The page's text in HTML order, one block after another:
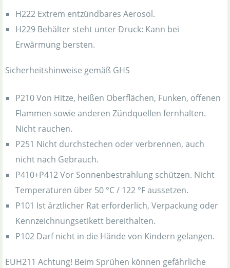
H222 Extrem entzündbares Aerosol.
H229 Behälter steht unter Druck: Kann bei
Erwärmung bersten.
Sicherheitshinweise gemäß GHS
P210 Von Hitze, heißen Oberflächen, Funken, offenen
Flammen sowie anderen Zündquellen fernhalten.
Nicht rauchen.
P251 Nicht durchstechen oder verbrennen, auch
nicht nach Gebrauch.
P410+P412 Vor Sonnenbestrahlung schützen. Nicht
Temperaturen über 50 °C / 122 °F aussetzen.
P101 Ist ärztlicher Rat erforderlich, Verpackung oder
Kennzeichnungsetikett bereithalten.
P102 Darf nicht in die Hände von Kindern gelangen.
EUH211 Achtung! Beim Sprühen können gefährliche